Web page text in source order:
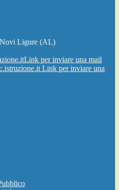
Ligure (AL)
Link per inviare una mail
Link per inviare una